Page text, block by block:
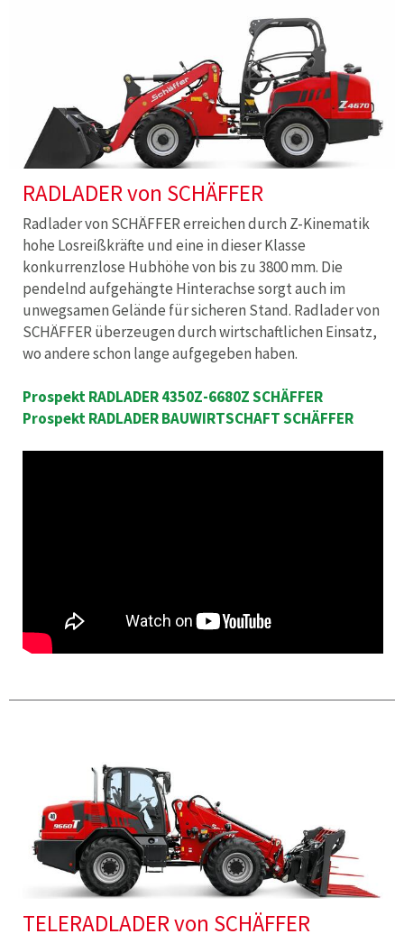
RADLADER von SCHÄFFER
Radlader von SCHÄFFER erreichen durch Z-Kinematik
hohe Losreißkräfte und eine in dieser Klasse
konkurrenzlose Hubhöhe von bis zu 3800 mm. Die
pendelnd aufgehängte Hinterachse sorgt auch im
unwegsamen Gelände für sicheren Stand. Radlader von
SCHÄFFER überzeugen durch wirtschaftlichen Einsatz,
wo andere schon lange aufgegeben haben.
Prospekt RADLADER 4350Z-6680Z SCHÄFFER
Prospekt RADLADER BAUWIRTSCHAFT SCHÄFFER
TELERADLADER von SCHÄFFER